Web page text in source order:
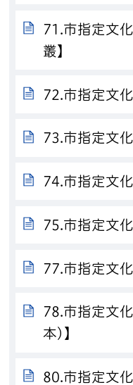
71.市指定文
叢】
72.市指定文
73.市指定文
74.市指定文
75.市指定文
77.市指定文
78.市指定文
本)】
80.市指定文